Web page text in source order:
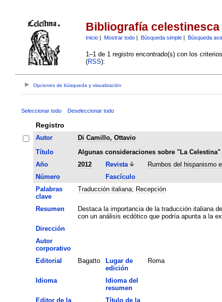
Bibliografía celestinesca
Inicio| Mostrar todo| Búsqueda simple| Búsqueda
1–1 de 1 registro encontrado(s) con los
(RSS):
Opciones de búsqueda y visualización
Seleccionar todo Deseleccionar todo
Registro
Autor
Di Camillo, Ottavio
Título
Algunas consideraciones sobre "La
Año
2012 Revista
Rumbos del hispanismo
Número
Fascículo
Palabras
clave
Traducción italiana; Recepción
Resumen
Destaca la importancia de la traducción italiana
con un análisis ecdótico que podría apunta a la
Dirección
Autor
corporativo
Editorial
Bagatto
Lugar de
edición
Roma
Idioma
Idioma del
resumen
Editor de la
Título de la